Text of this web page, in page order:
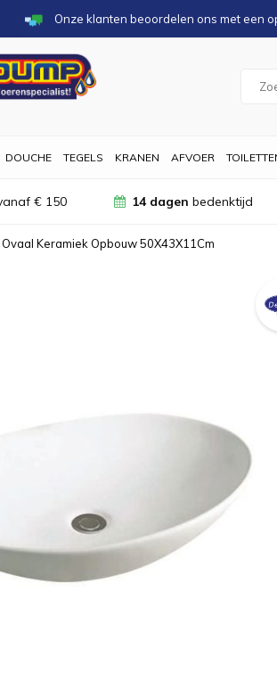
Onze klanten beoordelen ons met een
DOUCHE TEGELS KRANEN AFVOER
€ 150 14 dagen bedenktijd
Keramiek Opbouw 50X43X11Cm